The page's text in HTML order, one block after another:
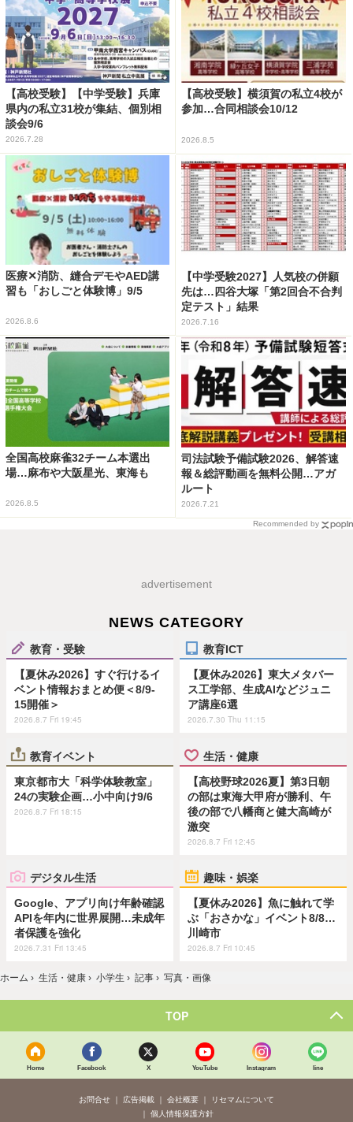
【高校受験】【中学受験】兵庫
県内の私立31校が集結、個別相
談会9/6
2026.7.28
【高校受験】横須賀の私立4校が
参加…合同相談会10/12
2026.8.5
医療✕消防、縫合デモやAED講
習も「おしごと体験博」9/5
2026.8.6
【中学受験2027】人気校の併願
先は…四谷大塚「第2回合不合判
定テスト」結果
2026.7.16
全国高校麻雀32チーム本選出
場…麻布や大阪星光、東海も
2026.8.5
司法試験予備試験2026、解答速
報＆総評動画を無料公開…アガ
ルート
2026.7.21
Recommended by
advertisement
NEWS CATEGORY
教育・受験
【夏休み2026】すぐ行けるイ
ベント情報おまとめ便＜8/9-
15開催＞
2026.8.7 Fri 19:45
教育ICT
【夏休み2026】東大メタバー
ス工学部、生成AIなどジュニ
ア講座6選
2026.7.30 Thu 11:15
教育イベント
東京都市大「科学体験教室」
24の実験企画…小中向け9/6
2026.8.7 Fri 18:15
生活・健康
【高校野球2026夏】第3日朝
の部は東海大甲府が勝利、午
後の部で八幡商と健大高崎が
激突
2026.8.7 Fri 12:45
デジタル生活
Google、アプリ向け年齢確認
APIを年内に世界展開…未成年
者保護を強化
2026.7.31 Fri 13:45
趣味・娯楽
【夏休み2026】魚に触れて学
ぶ「おさかな」イベント8/8…
川崎市
2026.8.7 Fri 10:45
ホーム › 生活・健康 › 小学生 › 記事 › 写真・画像
TOP
Home Facebook X YouTube Instagram line
お問合せ 広告掲載 会社概要
リセマムについて
個人情報保護方針